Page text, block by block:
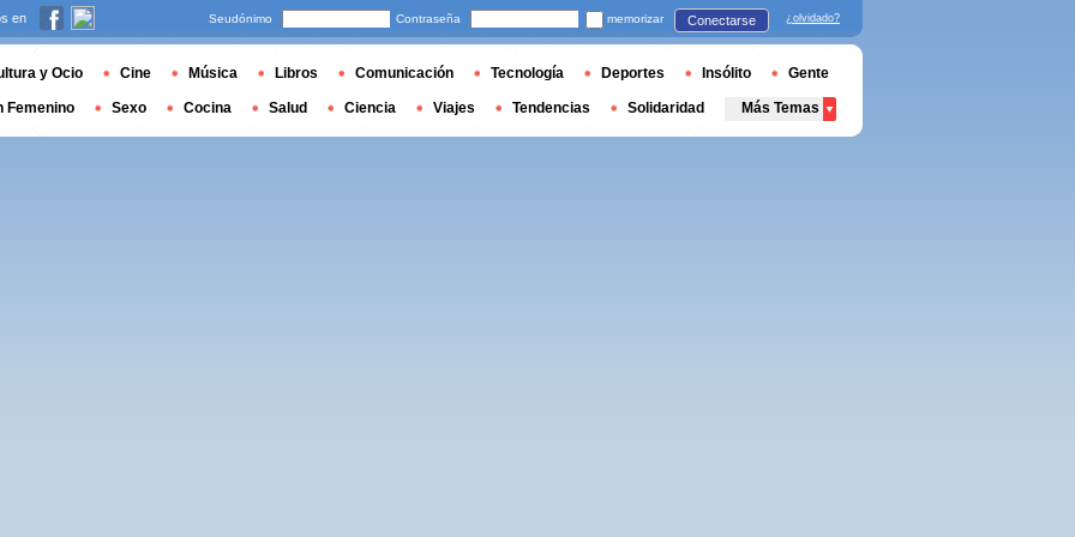
en Seudónimo Contraseña memorizar Conectarse ¿olvidado?
y Ocio Cine Música Libros Comunicación Tecnología Deportes Insólito Gente
Femenino Sexo Cocina Salud Ciencia Viajes Tendencias Solidaridad Más Temas